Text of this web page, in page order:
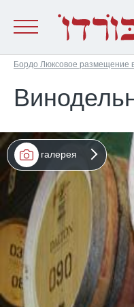
Бордо Люксовое размещение
галерея
מפה